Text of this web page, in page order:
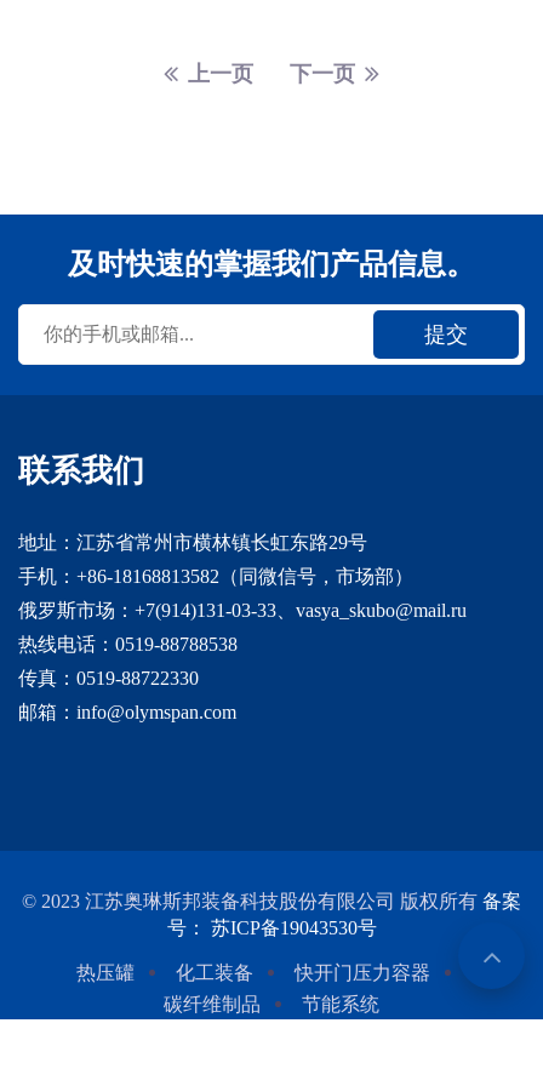
上一页 下一页
及时快速的掌握我们产品信息。
提交
联系我们
地址：江苏省常州市横林镇长虹东路29号
手机：+86-18168813582（同微信号，市场部）
俄罗斯市场：+7(914)131-03-33、vasya_skubo@mail.ru
热线电话：0519-88788538
传真：0519-88722330
邮箱：info@olymspan.com
© 2023 江苏奥琳斯邦装备科技股份有限公司 版权所有 备案
号： 苏ICP备19043530号
热压罐 化工装备
快开门压力容器
碳纤维制品
节能系统